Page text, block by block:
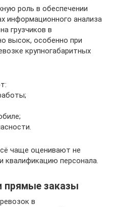
роль в обеспечении
информационного анализа
грузчиков в
высок, особенно при
крупногабаритных
чаще оценивают не
квалификацию персонала.
прямые заказы
в